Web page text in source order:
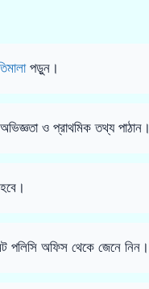
পড়ুন।
ও প্রাথমিক তথ্য পাঠান।
পলিসি অফিস থেকে জেনে নিন।